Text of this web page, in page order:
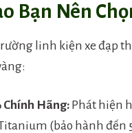
Bạn Nên
linh kiện xe đạp
Chính Hãng: Phát hiện
(bảo hành đến